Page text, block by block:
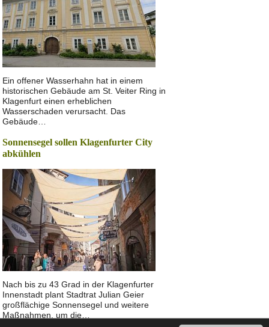
Ein offener Wasserhahn hat in einem
historischen Gebäude am St. Veiter Ring in
Klagenfurt einen erheblichen
Wasserschaden verursacht. Das
Gebäude…
Sonnensegel sollen Klagenfurter City
abkühlen
Nach bis zu 43 Grad in der Klagenfurter
Innenstadt plant Stadtrat Julian Geier
großflächige Sonnensegel und weitere
Maßnahmen, um die…